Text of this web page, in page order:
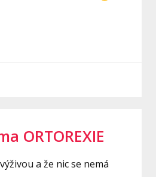
ORTOREXIE
a že nic se nemá